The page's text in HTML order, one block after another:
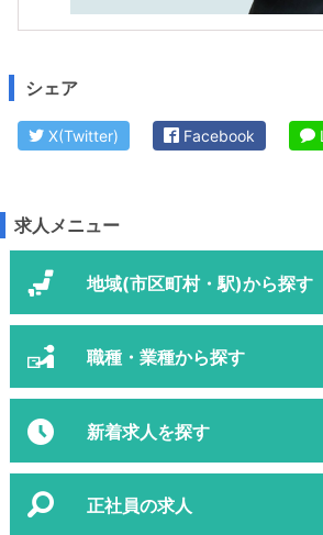
シェア
X(Twitter) Facebook
求人メニュー
地域(市区町村・駅)から探す
職種・業種から探す
新着求人を探す
正社員の求人